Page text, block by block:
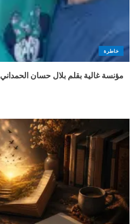
خاطرة
مؤنسة غالية بقلم بلال حسان الحمداني